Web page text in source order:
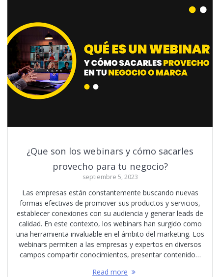
¿Que son los webinars y cómo sacarles
provecho para tu negocio?
septiembre 5, 2023
Las empresas están constantemente buscando nuevas
formas efectivas de promover sus productos y servicios,
establecer conexiones con su audiencia y generar leads de
calidad. En este contexto, los webinars han surgido como
una herramienta invaluable en el ámbito del marketing. Los
webinars permiten a las empresas y expertos en diversos
campos compartir conocimientos, presentar contenido…
Read more